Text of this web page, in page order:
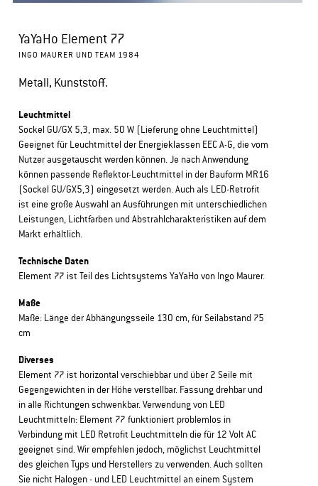
YaYaHo Element 77
INGO MAURER UND TEAM 1984
Metall, Kunststoff.
Leuchtmittel
Sockel GU/GX 5,3, max. 50 W (Lieferung ohne Leuchtmittel)
Geeignet für Leuchtmittel der Energieklassen EEC A-G, die vom
Nutzer ausgetauscht werden können. Je nach Anwendung
können passende Reflektor-Leuchtmittel in der Bauform MR16
(Sockel GU/GX5,3) eingesetzt werden. Auch als LED-Retrofit
ist eine große Auswahl an Ausführungen mit unterschiedlichen
Leistungen, Lichtfarben und Abstrahlcharakteristiken auf dem
Markt erhältlich.
Technische Daten
Element 77 ist Teil des Lichtsystems YaYaHo von Ingo Maurer.
Maße
Maße: Länge der Abhängungsseile 130 cm, für Seilabstand 75
cm
Diverses
Element 77 ist horizontal verschiebbar und über 2 Seile mit
Gegengewichten in der Höhe verstellbar. Fassung drehbar und
in alle Richtungen schwenkbar. Verwendung von LED
Leuchtmitteln: Element 77 funktioniert problemlos in
Verbindung mit LED Retrofit Leuchtmitteln die für 12 Volt AC
geeignet sind. Wir empfehlen jedoch, möglichst Leuchtmittel
des gleichen Typs und Herstellers zu verwenden. Auch sollten
Sie nicht Halogen - und LED Leuchtmittel an einem System